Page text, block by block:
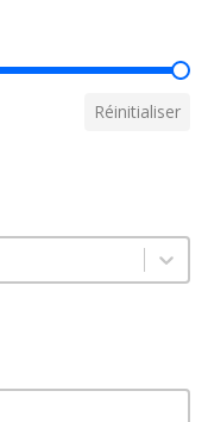
Réinitialiser